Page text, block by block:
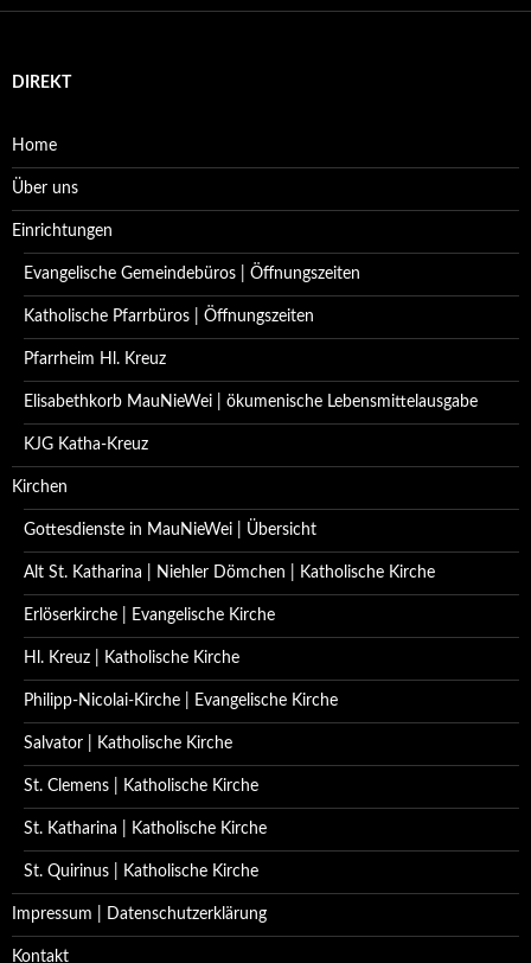
DIREKT
Home
Über uns
Einrichtungen
Evangelische Gemeindebüros | Öffnungszeiten
Katholische Pfarrbüros | Öffnungszeiten
Pfarrheim Hl. Kreuz
Elisabethkorb MauNieWei | ökumenische Lebensmittelausgabe
KJG Katha-Kreuz
Kirchen
Gottesdienste in MauNieWei | Übersicht
Alt St. Katharina | Niehler Dömchen | Katholische Kirche
Erlöserkirche | Evangelische Kirche
Hl. Kreuz | Katholische Kirche
Philipp-Nicolai-Kirche | Evangelische Kirche
Salvator | Katholische Kirche
St. Clemens | Katholische Kirche
St. Katharina | Katholische Kirche
St. Quirinus | Katholische Kirche
Impressum | Datenschutzerklärung
Kontakt